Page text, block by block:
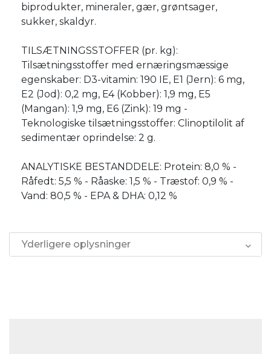
biprodukter, mineraler, gær, grøntsager,
sukker, skaldyr.
TILSÆTNINGSSTOFFER (pr. kg):
Tilsætningsstoffer med ernæringsmæssige
egenskaber: D3-vitamin: 190 IE, E1 (Jern): 6 mg,
E2 (Jod): 0,2 mg, E4 (Kobber): 1,9 mg, E5
(Mangan): 1,9 mg, E6 (Zink): 19 mg -
Teknologiske tilsætningsstoffer: Clinoptilolit af
sedimentær oprindelse: 2 g.
ANALYTISKE BESTANDDELE: Protein: 8,0 % -
Råfedt: 5,5 % - Råaske: 1,5 % - Træstof: 0,9 % -
Vand: 80,5 % - EPA & DHA: 0,12 %
Yderligere oplysninger